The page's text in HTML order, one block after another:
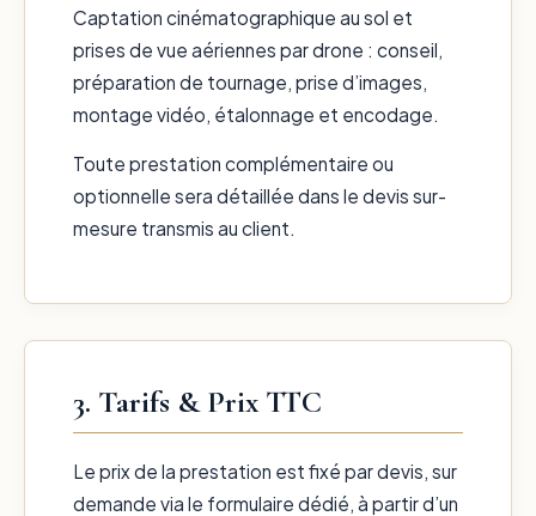
Captation cinématographique au sol et
prises de vue aériennes par drone : conseil,
préparation de tournage, prise d’images,
montage vidéo, étalonnage et encodage.
Toute prestation complémentaire ou
optionnelle sera détaillée dans le devis sur-
mesure transmis au client.
3. Tarifs & Prix TTC
Le prix de la prestation est fixé par devis, sur
demande via le formulaire dédié, à partir d’un